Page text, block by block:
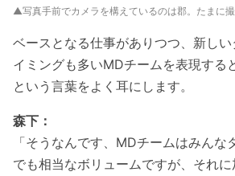
▲写真手前でカメラを構えているのは郡。たまに撮
ベースとなる仕事がありつつ、新し
イミングも多いMDチームを表現する
という言葉をよく耳にします。
森下：
「そうなんです、MDチームはみんな
でも相当なボリュームですが、それ